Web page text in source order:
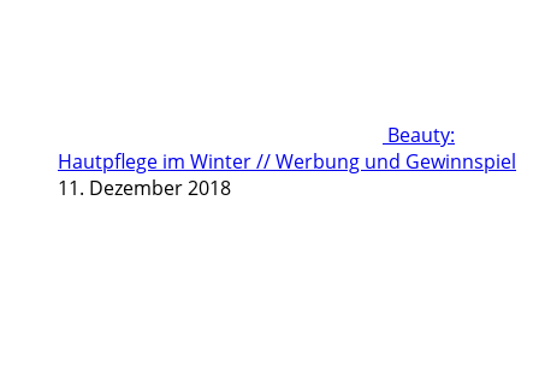
Beauty:
Hautpflege im Winter // Werbung und Gewinnspiel
11. Dezember 2018